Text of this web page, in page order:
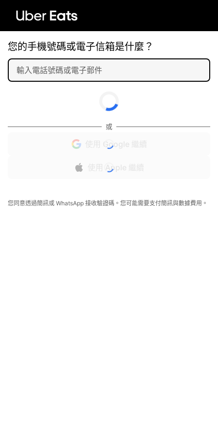
您的手機號碼或電子信箱是什麼？
或
使用 Google 繼續
使用 Apple 繼續
您同意透過簡訊或 WhatsApp 接收驗證碼。您可能需要支付簡訊與數據費用。